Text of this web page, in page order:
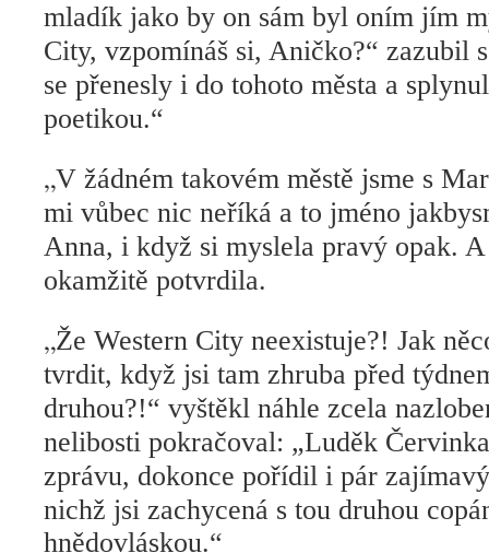
mladík jako by on sám byl oním jím
City, vzpomínáš si, Aničko?“ zazubil
se přenesly i do tohoto města a
poetikou.“
„V žádném takovém městě jsme s
mi vůbec nic neříká a to jméno
Anna, i když si myslela pravý opak.
okamžitě potvrdila.
„Že Western City neexistuje?! Jak
tvrdit, když jsi tam zhruba před
druhou?!“ vyštěkl náhle zcela
nelibosti pokračoval: „Luděk
zprávu, dokonce pořídil i pár
nichž jsi zachycená s tou druhou
hnědovláskou.“